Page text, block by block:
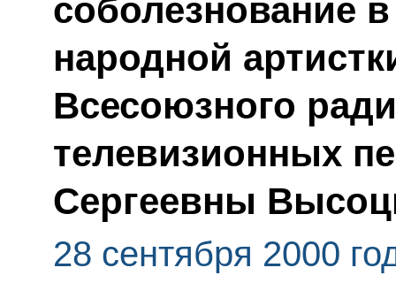
соболезнование
народной
Всесоюзного
телевизионных
Сергеевны
28 сентября 2000